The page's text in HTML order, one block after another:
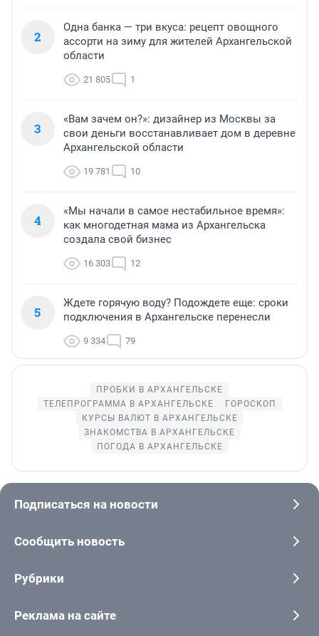
2
Одна банка — три вкуса: рецепт овощного
ассорти на зиму для жителей Архангельской
области
21 805 1
3
«Вам зачем он?»: дизайнер из Москвы за
свои деньги восстанавливает дом в деревне
Архангельской области
19 781 10
4
«Мы начали в самое нестабильное время»:
как многодетная мама из Архангельска
создала свой бизнес
16 303 12
5
Ждете горячую воду? Подождете еще: сроки
подключения в Архангельске перенесли
9 334 79
ПРОБКИ В АРХАНГЕЛЬСКЕ
ТЕЛЕПРОГРАММА В АРХАНГЕЛЬСКЕ
ГОРОСКОП
КУРСЫ ВАЛЮТ В АРХАНГЕЛЬСКЕ
ЗНАКОМСТВА В АРХАНГЕЛЬСКЕ
ПОГОДА В АРХАНГЕЛЬСКЕ
Подписаться на новости
Сообщить новость
Рубрики
Реклама на сайте